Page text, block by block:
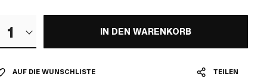
1 IN DEN WARENKORB
AUF DIE WUNSCHLISTE TEILEN